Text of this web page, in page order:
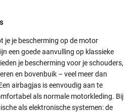
je je bescherming op de motor
een goede aanvulling op klassieke
je bescherming voor je schouders,
en bovenbuik – veel meer dan
airbagjas is eenvoudig aan te
als normale motorkleding. Bij
als elektronische systemen: de